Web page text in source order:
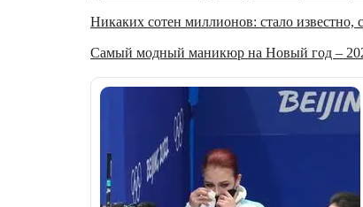
Никаких сотен миллионов: стало известно,
Самый модный маникюр на Новый год –